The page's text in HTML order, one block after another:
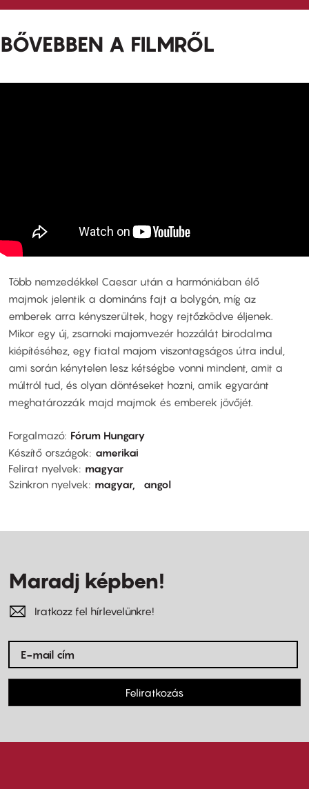
BŐVEBBEN A FILMRŐL
Több nemzedékkel Caesar után a harmóniában élő
majmok jelentik a domináns fajt a bolygón, míg az
emberek arra kényszerültek, hogy rejtőzködve éljenek.
Mikor egy új, zsarnoki majomvezér hozzálát birodalma
kiépítéséhez, egy fiatal majom viszontagságos útra indul,
ami során kénytelen lesz kétségbe vonni mindent, amit a
múltról tud, és olyan döntéseket hozni, amik egyaránt
meghatározzák majd majmok és emberek jövőjét.
Forgalmazó Fórum Hungary
Készítő országok
amerikai
Felirat nyelvek
magyar
Szinkron nyelvek
magyar angol
Maradj képben!
Iratkozz fel hírlevelünkre!
Feliratkozás